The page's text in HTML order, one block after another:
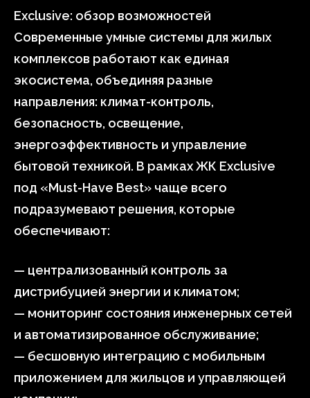
Exclusive: обзор возможностей
Современные умные системы для жилых
комплексов работают как единая
экосистема, объединяя разные
направления: климат-контроль,
безопасность, освещение,
энергоэффективность и управление
бытовой техникой. В рамках ЖК Exclusive
под «Must-Have Best» чаще всего
подразумевают решения, которые
обеспечивают:
— централизованный контроль за
дистрибуцией энергии и климатом;
— мониторинг состояния инженерных сетей
и автоматизированное обслуживание;
— бесшовную интеграцию с мобильным
приложением для жильцов и управляющей